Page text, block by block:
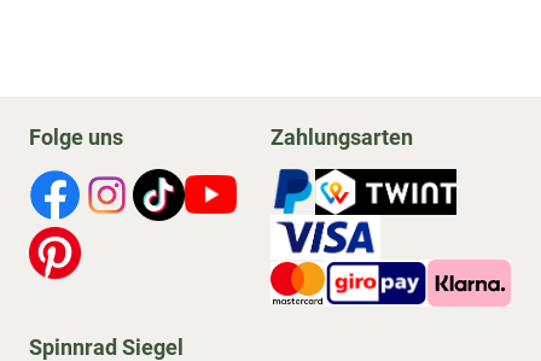
Folge uns Zahlungsarten
Spinnrad Siegel